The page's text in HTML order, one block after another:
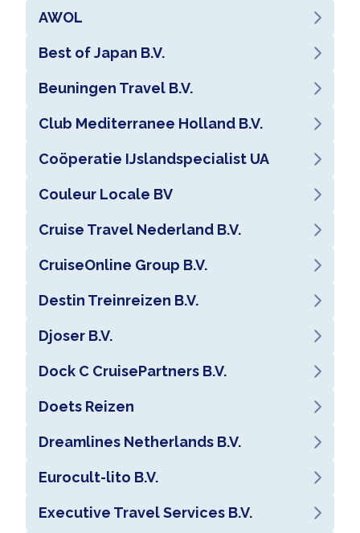
AWOL
Best of Japan B.V.
Beuningen Travel B.V.
Club Mediterranee Holland B.V.
Coöperatie IJslandspecialist UA
Couleur Locale BV
Cruise Travel Nederland B.V.
CruiseOnline Group B.V.
Destin Treinreizen B.V.
Djoser B.V.
Dock C CruisePartners B.V.
Doets Reizen
Dreamlines Netherlands B.V.
Eurocult-lito B.V.
Executive Travel Services B.V.